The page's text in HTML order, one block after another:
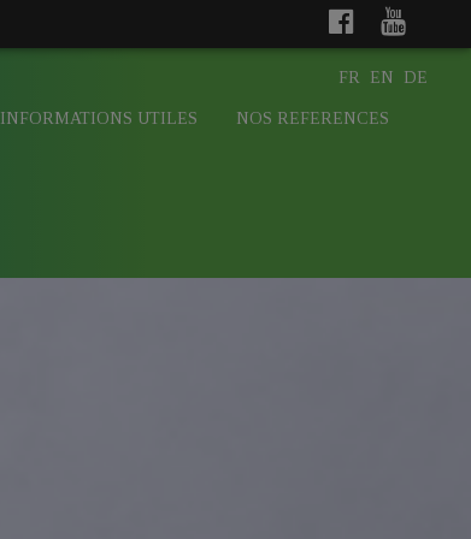
INFORMATIONS UTILES NOS REFERENCES
FR EN DE